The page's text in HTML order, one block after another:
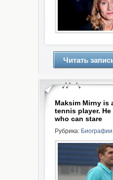
Читать
Maksim Mirny is
tennis player.
who can stare
Рубрика: Биографии